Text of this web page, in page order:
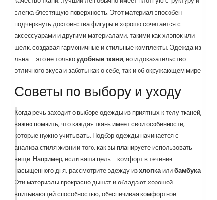
слегка блестящую поверхность. Этот материал способен
подчеркнуть достоинства фигуры и хорошо сочетается с
аксессуарами и другими материалами, такими как хлопок или
шелк, создавая гармоничные и стильные комплекты. Одежда из
льна – это не толькоудобные ткани, но и доказательство
отличного вкуса и заботы как о себе, так и об окружающем мире.
Советы по выбору и уходу
Когда речь заходит о выборе одежды из приятных к телу тканей,
важно помнить, что каждая ткань имеет свои особенности,
которые нужно учитывать. Подбор одежды начинается с
анализа стиля жизни и того, как вы планируете использовать
вещи. Например, если ваша цель - комфорт в течение
насыщенного дня, рассмотрите одежду изхлопкаилибамбука.
Эти материалы прекрасно дышат и обладают хорошей
впитывающей способностью, обеспечивая комфортное